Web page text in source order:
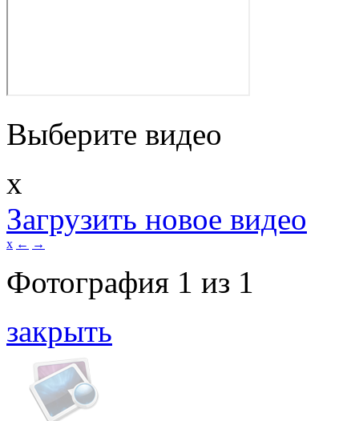
Выберите видео
x
Загрузить новое видео
x ← →
Фотография 1 из 1
закрыть